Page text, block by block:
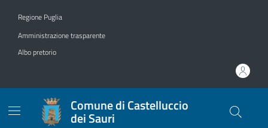
Regione Puglia
Amministrazione trasparente
Albo pretorio
Comune di Castelluccio
dei Sauri